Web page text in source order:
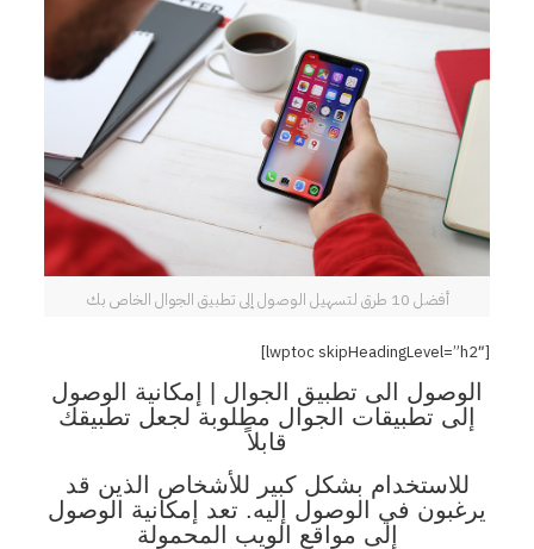
أفضل 10 طرق لتسهيل الوصول إلى تطبيق الجوال الخاص بك
[lwptoc skipHeadingLevel=”h2″]
الوصول الى تطبيق الجوال | إمكانية الوصول
إلى تطبيقات الجوال مطلوبة لجعل تطبيقك
قابلاً
للاستخدام بشكل كبير للأشخاص الذين قد
يرغبون في الوصول إليه. تعد إمكانية الوصول
إلى مواقع الويب المحمولة